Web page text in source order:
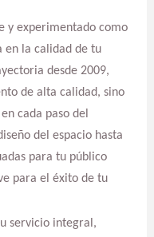
y experimentado como
en la calidad de tu
desde 2009,
de alta calidad, sino
cada paso del
del espacio hasta
para tu público
para el éxito de tu
servicio integral,